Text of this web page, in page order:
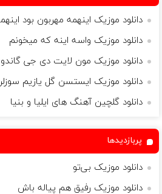
دانلود موزیک اینهمه مهربون بود
دانلود موزیک واسه اینه که میخونم
دانلود موزیک مون لایت دی جی گاندو
دانلود موزیک ایستسن گل یازیم
دانلود گلچین آهنگ های ایلیا و بنیا
پربازدیدها
دانلود موزیک بی‌تو
دانلود موزیک رفیق هم پیاله باش